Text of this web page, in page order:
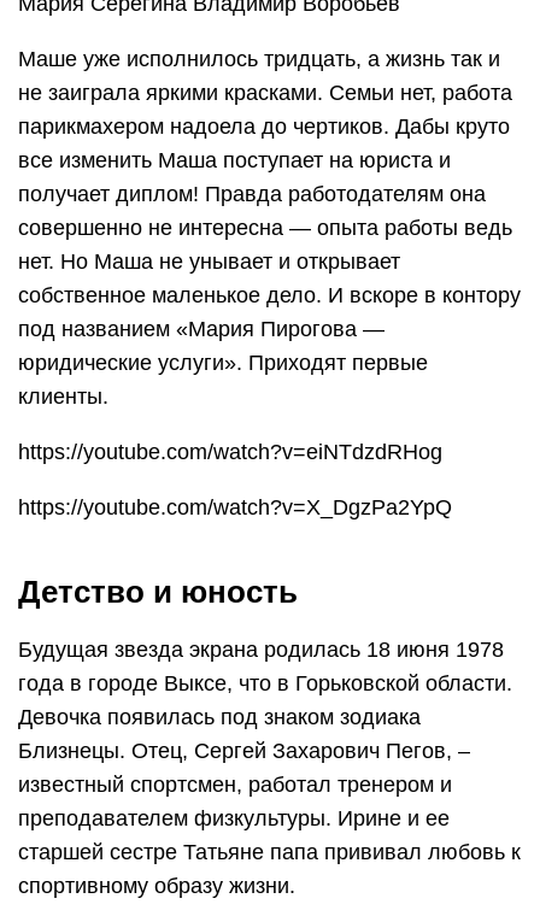
Маше уже исполнилось тридцать, а жизнь так и
не заиграла яркими красками. Семьи нет, работа
парикмахером надоела до чертиков. Дабы круто
все изменить Маша поступает на юриста и
получает диплом! Правда работодателям она
совершенно не интересна — опыта работы ведь
нет. Но Маша не унывает и открывает
собственное маленькое дело. И вскоре в контору
под названием «Мария Пирогова —
юридические услуги». Приходят первые
клиенты.
https://youtube.com/watch?v=eiNTdzdRHog
https://youtube.com/watch?v=X_DgzPa2YpQ
Детство и юность
Будущая звезда экрана родилась 18 июня 1978
года в городе Выксе, что в Горьковской области.
Девочка появилась под знаком зодиака
Близнецы. Отец, Сергей Захарович Пегов, –
известный спортсмен, работал тренером и
преподавателем физкультуры. Ирине и ее
старшей сестре Татьяне папа прививал любовь к
спортивному образу жизни.